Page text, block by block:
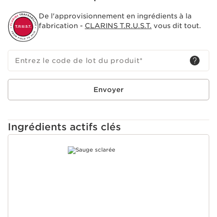
De l'approvisionnement en ingrédients à la
fabrication - CLARINS T.R.U.S.T. vous dit tout.
Entrez le code de lot du produit*
Envoyer
Ingrédients actifs clés
ALLER AU CONTENU